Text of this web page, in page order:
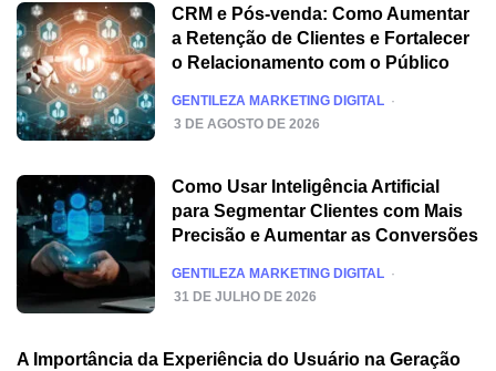
CRM e Pós-venda: Como Aumentar
a Retenção de Clientes e Fortalecer
o Relacionamento com o Público
POSTED
GENTILEZA MARKETING DIGITAL
3 DE AGOSTO DE 2026
Como Usar Inteligência Artificial
para Segmentar Clientes com Mais
Precisão e Aumentar as Conversões
POSTED
GENTILEZA MARKETING DIGITAL
31 DE JULHO DE 2026
A Importância da Experiência do Usuário na Geração